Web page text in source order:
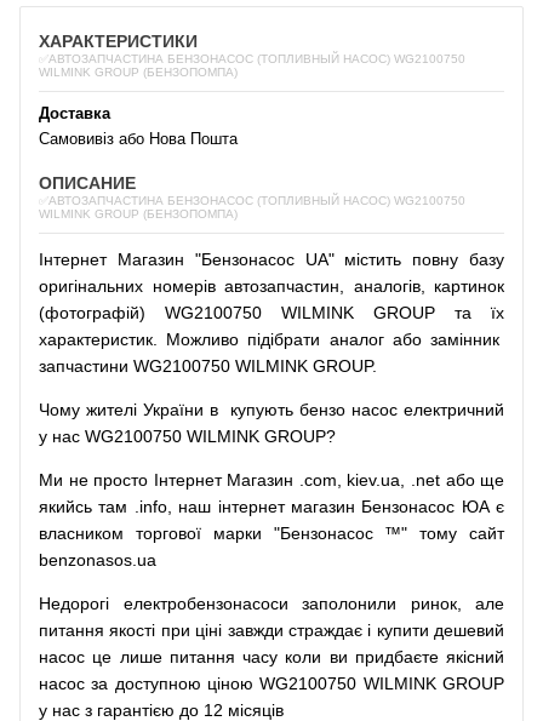
ХАРАКТЕРИСТИКИ
✅АВТОЗАПЧАСТИНА БЕНЗОНАСОС (ТОПЛИВНЫЙ НАСОС) WG2100750
WILMINK GROUP (БЕНЗОПОМПА)
Доставка
Самовивіз або Нова Пошта
ОПИСАНИЕ
✅АВТОЗАПЧАСТИНА БЕНЗОНАСОС (ТОПЛИВНЫЙ НАСОС) WG2100750
WILMINK GROUP (БЕНЗОПОМПА)
Інтернет Магазин "Бензонасос UA" містить повну базу
оригінальних номерів автозапчастин аналогів,
картинок
(фотографій) WG2100750 WILMINK GROUP та їх
характеристик. Можливо підібрати аналог або замінник
запчастини WG2100750 WILMINK GROUP.
Чому жителі України в купують бензо насос електричний
у нас WG2100750 WILMINK GROUP?
Ми не просто Інтернет Магазин .com kiev.ua .net або ще
якийсь там .info, наш інтернет магазин Бензонасос ЮА є
власником
торгової марки "Бензонасос ™" тому
сайт
benzonasos.ua
Недорогі електробензонасоси заполонили ринок,
але
питання якості при ціні завжди страждає і купити дешевий
насос це лише питання часу коли ви придбаєте якісний
насос за доступною ціною WG2100750 WILMINK GROUP
у нас з гарантією до 12 місяців